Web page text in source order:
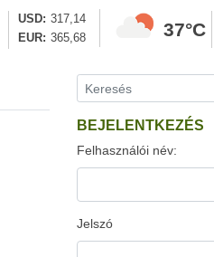
USD
317,14
EUR
365,68 37°C
BEJELENTKEZÉS
Felhasználói név:
Jelszó